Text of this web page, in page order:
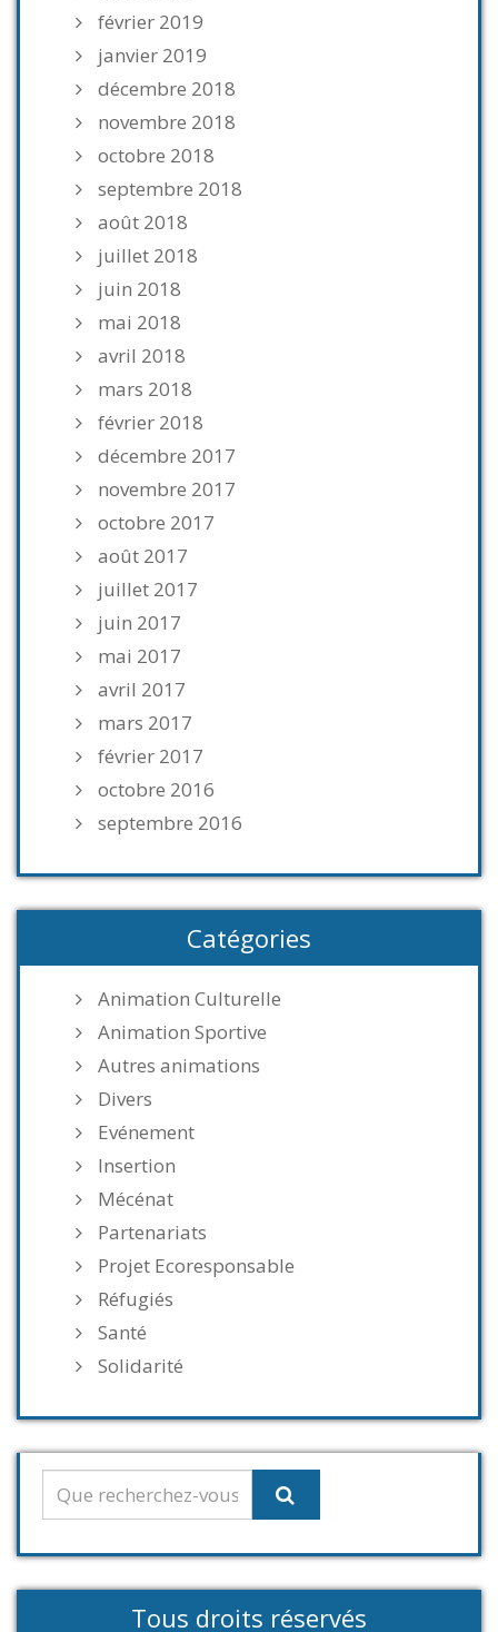
février 2019
janvier 2019
décembre 2018
novembre 2018
octobre 2018
septembre 2018
août 2018
juillet 2018
juin 2018
mai 2018
avril 2018
mars 2018
février 2018
décembre 2017
novembre 2017
octobre 2017
août 2017
juillet 2017
juin 2017
mai 2017
avril 2017
mars 2017
février 2017
octobre 2016
septembre 2016
Catégories
Animation Culturelle
Animation Sportive
Autres animations
Divers
Evénement
Insertion
Mécénat
Partenariats
Projet Ecoresponsable
Réfugiés
Santé
Solidarité
Tous droits réservés